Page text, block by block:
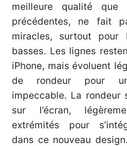
meilleure qualité que
précédentes, ne fait
miracles, surtout pour
basses. Les lignes
iPhone, mais évoluent
de rondeur pour
impeccable. La rondeur
sur l’écran,
extrémités pour
dans ce nouveau